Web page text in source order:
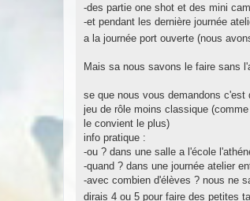
-des partie one shot et des mini
-et pendant les dernière journée
a la journée port ouverte (nous
Mais sa nous savons le faire sans
se que nous vous demandons c'est
jeu de rôle moins classique
le convient le plus)
info pratique :
-ou ? dans une salle a l'école
-quand ? dans une journée atelier
-avec combien d'élèves ? nous ne
dirais 4 ou 5 pour faire des petites